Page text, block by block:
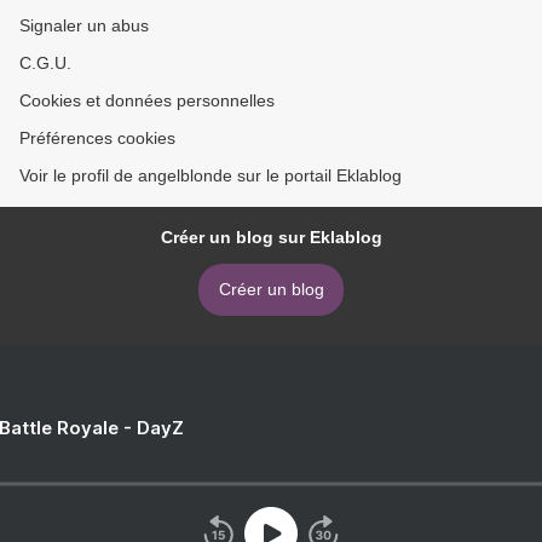
Signaler un abus
C.G.U.
Cookies et données personnelles
Préférences cookies
Voir le profil de angelblonde sur le portail Eklablog
Créer un blog sur Eklablog
Créer un blog
Royale - DayZ